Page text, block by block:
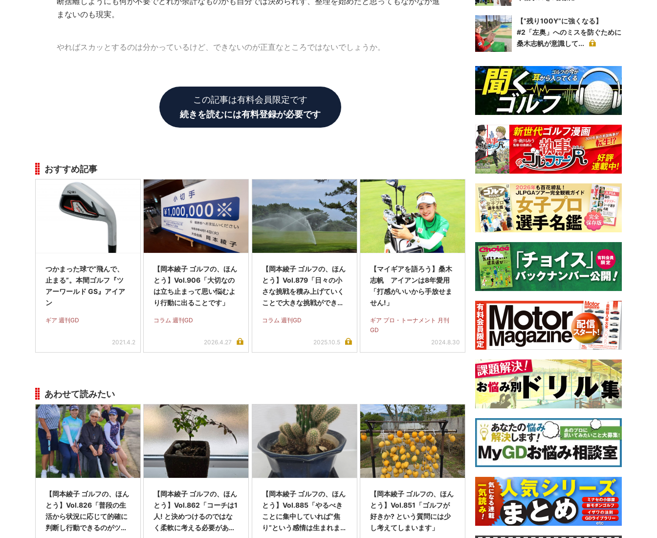
まないのも現実。
やればスカッとするのは分かっているけど、できないのが正直なところではないでしょうか。
この記事は有料会員限定です
続きを読むには有料登録が必要です
おすすめ記事
つかまった球で“飛んで、
止まる”。本間ゴルフ『ツ
アーワールド GS』アイア
ン
ギア 週刊GD
2021.4.2
【岡本綾子 ゴルフの、ほん
とう】Vol.906「大切なの
は立ち止まって思い悩むよ
り行動に出ることです」
コラム 週刊GD
2026.4.27
【岡本綾子 ゴルフの、ほん
とう】Vol.879「日々の小
さな挑戦を積み上げていく
ことで大きな挑戦ができる
コラム 週刊GD
2025.10.5
【マイギアを語ろう】桑木
志帆 アイアンは8年愛用
「打感がいいから手放せま
せん!」
ギア プロ・トーナメント 月刊
GD
2024.8.30
あわせて読みたい
【岡本綾子 ゴルフの、ほん
とう】Vol.826「普段の生
活から状況に応じて的確に
判断し行動できるのがツア
【岡本綾子 ゴルフの、ほん
とう】Vol.862「コーチは1
人! と決めつけるのではな
く柔軟に考える必要がある
【岡本綾子 ゴルフの、ほん
とう】Vol.885「やるべき
ことに集中していれば“焦
り”という感情は生まれま
【岡本綾子 ゴルフの、ほん
とう】Vol.851「ゴルフが
好きか? という質問には少
し考えてしまいます」
【“残り100Y”に強くなる】
#2「左奥」へのミスを防ぐために
桑木志帆が意識して...